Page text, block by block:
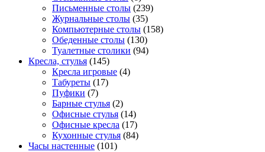
Письменные столы (239)
Журнальные столы (35)
Компьютерные столы (158)
Обеденные столы (130)
Туалетные столики (94)
Кресла, стулья (145)
Кресла игровые (4)
Табуреты (17)
Пуфики (7)
Барные стулья (2)
Офисные стулья (14)
Офисные кресла (17)
Кухонные стулья (84)
Часы настенные (101)